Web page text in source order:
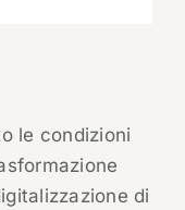
le condizioni
di